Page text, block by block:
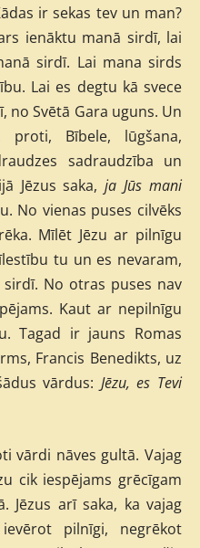
ir sekas tev un man?
ienāktu manā sirdī, lai
sirdī. Lai mana sirds
Lai es degtu kā svece
no Svētā Gara uguns. Un
proti, Bībele, lūgšana,
sadraudzība un
Jēzus saka, ja Jūs mani
No vienas puses cilvēks
Mīlēt Jēzu ar pilnīgu
tu un es nevaram,
No otras puses nav
Kaut ar nepilnīgu
Tagad ir jauns Romas
Francis Benedikts, uz
vārdus: Jēzu, es Tevi
vārdi nāves gultā. Vajag
cik iespējams grēcīgam
Jēzus arī saka, ka vajag
pilnīgi, negrēkot